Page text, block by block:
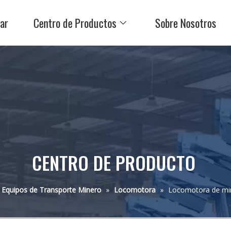
Centro de Productos Sobre Nosotros
CENTRO DE PRODUCTO
Equipos de Transporte Minero » Locomotora » Locomotora de